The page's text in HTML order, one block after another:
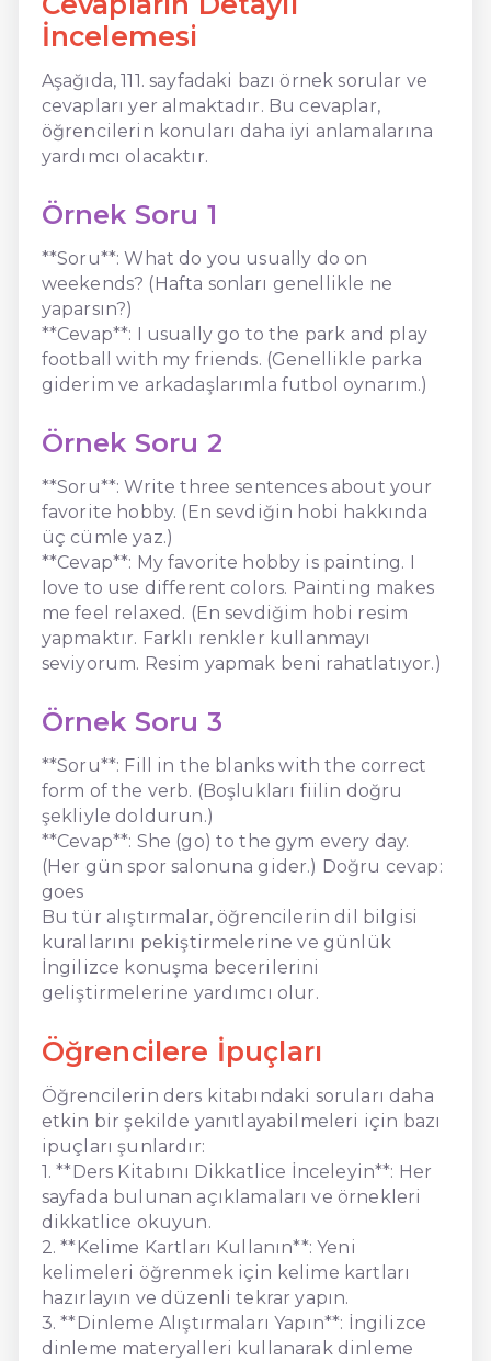
İncelemesi
Aşağıda, 111. sayfadaki bazı örnek sorular ve
cevapları yer almaktadır. Bu cevaplar,
öğrencilerin konuları daha iyi anlamalarına
yardımcı olacaktır.
Örnek Soru 1
**Soru**: What do you usually do on
weekends? (Hafta sonları genellikle ne
yaparsın?)
**Cevap**: I usually go to the park and play
football with my friends. (Genellikle parka
giderim ve arkadaşlarımla futbol oynarım.)
Örnek Soru 2
**Soru**: Write three sentences about your
favorite hobby. (En sevdiğin hobi hakkında
üç cümle yaz.)
**Cevap**: My favorite hobby is painting. I
love to use different colors. Painting makes
me feel relaxed. (En sevdiğim hobi resim
yapmaktır. Farklı renkler kullanmayı
seviyorum. Resim yapmak beni rahatlatıyor.)
Örnek Soru 3
**Soru**: Fill in the blanks with the correct
form of the verb. (Boşlukları fiilin doğru
şekliyle doldurun.)
**Cevap**: She (go) to the gym every day.
(Her gün spor salonuna gider.) Doğru cevap:
goes
Bu tür alıştırmalar, öğrencilerin dil bilgisi
kurallarını pekiştirmelerine ve günlük
İngilizce konuşma becerilerini
geliştirmelerine yardımcı olur.
Öğrencilere İpuçları
Öğrencilerin ders kitabındaki soruları daha
etkin bir şekilde yanıtlayabilmeleri için bazı
ipuçları şunlardır:
1. **Ders Kitabını Dikkatlice İnceleyin**: Her
sayfada bulunan açıklamaları ve örnekleri
dikkatlice okuyun.
2. **Kelime Kartları Kullanın**: Yeni
kelimeleri öğrenmek için kelime kartları
hazırlayın ve düzenli tekrar yapın.
3. **Dinleme Alıştırmaları Yapın**: İngilizce
dinleme materyalleri kullanarak dinleme